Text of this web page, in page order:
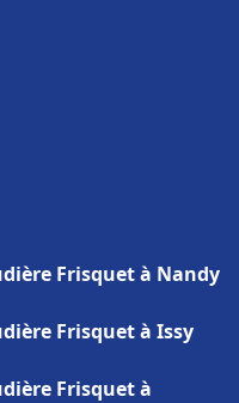
Frisquet à Nandy
Frisquet à Issy
Frisquet à